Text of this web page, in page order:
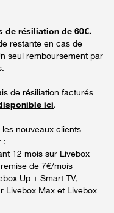
de résiliation de 60€.
restante en cas de
seul remboursement par
de résiliation facturés
ici.
les nouveaux clients
:
12 mois sur Livebox
de 7€/mois
Up + Smart TV,
Livebox Max et Livebox